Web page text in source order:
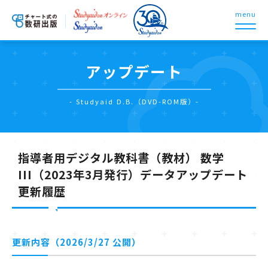
menu
アップデート
- Studyaid D.B.（DVD-ROM版）-
指導者用デジタル教科書（教材） 数学
III（2023年3月発行）データアップデート
更新履歴
更新内容（2026/3/27 公開）